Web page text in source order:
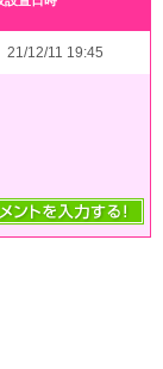
21/12/11 19:45